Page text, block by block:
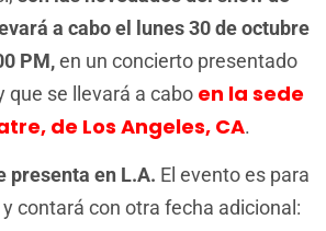
a cabo el lunes 30 de octubre
PM,en un concierto presentado
que se llevará a cabo en la sede
de Los Angeles, CA.
presenta en L.A. El evento es para
contará con otra fecha adicional: